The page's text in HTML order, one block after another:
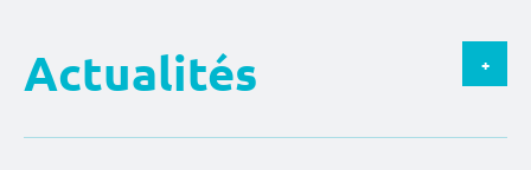
+
Actualités